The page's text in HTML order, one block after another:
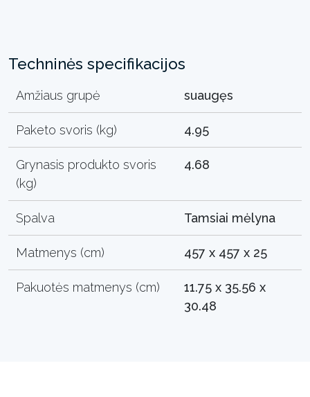
Techninės specifikacijos
Amžiaus grupė suaugęs
Paketo svoris (kg) 4.95
Grynasis produkto svoris
(kg)
4.68
Spalva Tamsiai mėlyna
Matmenys (cm) 457 x 457 x 25
Pakuotės matmenys (cm)
11.75 x 35.56 x
30.48